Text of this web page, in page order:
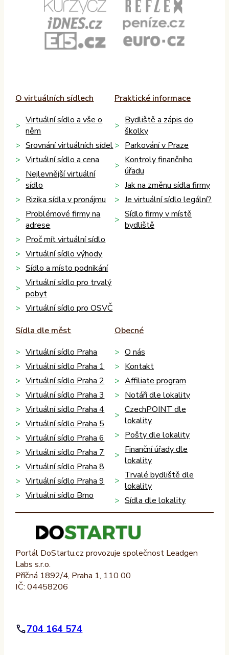
O virtuálních sídlech
Virtuální sídlo a vše o
něm
Srovnání virtuálních sídel
Virtuální sídlo a cena
Nejlevnější virtuální
sídlo
Rizika sídla v pronájmu
Problémové firmy na
adrese
Proč mít virtuální sídlo
Virtuální sídlo výhody
Sídlo a místo podnikání
Virtuální sídlo pro trvalý
pobyt
Virtuální sídlo pro OSVČ
Praktické informace
Bydliště a zápis do
školky
Parkování v Praze
Kontroly finančního
úřadu
Jak na změnu sídla firmy
Je virtuální sídlo legální?
Sídlo firmy v místě
bydliště
Sídla dle měst
Virtuální sídlo Praha
Virtuální sídlo Praha 1
Virtuální sídlo Praha 2
Virtuální sídlo Praha 3
Virtuální sídlo Praha 4
Virtuální sídlo Praha 5
Virtuální sídlo Praha 6
Virtuální sídlo Praha 7
Virtuální sídlo Praha 8
Virtuální sídlo Praha 9
Virtuální sídlo Brno
Obecné
O nás
Kontakt
Affiliate program
Notáři dle lokality
CzechPOINT dle
lokality
Pošty dle lokality
Finanční úřady dle
lokality
Trvalé bydliště dle
lokality
Sídla dle lokality
Portál DoStartu.cz provozuje společnost Leadgen
Labs s.r.o.
Příčná 1892/4, Praha 1, 110 00
IČ: 04458206
704 164 574